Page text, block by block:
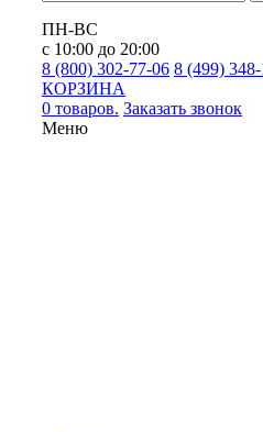
ПН-ВС
с 10:00 до 20:00
8 (800) 302-77-06 8 (499) 348-
КОРЗИНА
0 товаров. Заказать звонок
Меню